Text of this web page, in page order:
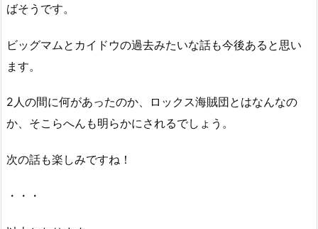
ばそうです。
ビッグマムとカイドウの過去みたいな話も今後あると思い
ます。
2人の間に何があったのか、ロックス海賊団とはなんなの
か、そこらへんも明らかにされるでしょう。
次の話も楽しみですね！
・・・